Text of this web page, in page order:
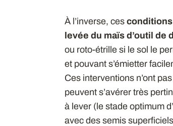
À l’inverse, cesconditions
levée du maïs d’outil de
ou roto-étrille si le sol le
et pouvant s’émietter
Ces interventions n’ont
peuvent s’avérer très
à lever (le stade optimum
avec des semis